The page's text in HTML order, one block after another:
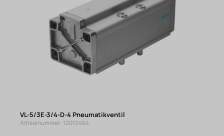
VL-5/3E-3/4-D-4 Pneumatikventil
Artikelnummer: 12012464